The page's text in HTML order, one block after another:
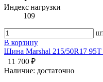
Индекс нагрузки
109
В корзину
Шина Marshal 215/50R17
11 700 ₽
Наличие: достаточно